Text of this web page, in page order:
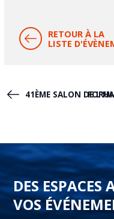
RETOUR À LA
LISTE
41ÈME SALON DE
DES ESPACES
VOS